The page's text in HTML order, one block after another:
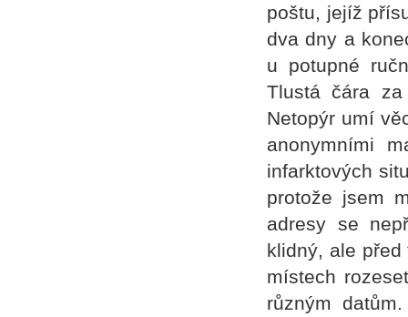
poštu, jejíž
dva dny a
u potupné
Tlustá čára
Netopýr umí
anonymními
infarktových
protože jsem
adresy se
klidný, ale
místech
různým